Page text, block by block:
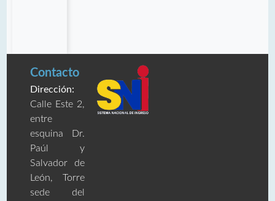
Contacto
Dirección:
Calle Este 2,
entre
esquina Dr.
Paúl y
Salvador de
León, Torre
sede del